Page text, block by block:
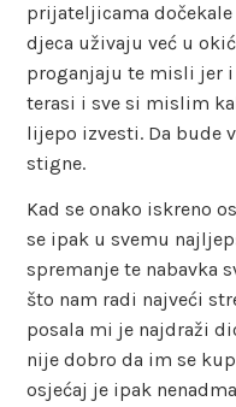
prijateljicama
djeca uživaju već u
proganjaju te misli jer
terasi i sve si mislim
lijepo izvesti. Da bude
stigne.
Kad se onako iskreno
se ipak u svemu
spremanje te nabavka
što nam radi najveći
posala mi je najdraži
nije dobro da im se
osjećaj je ipak